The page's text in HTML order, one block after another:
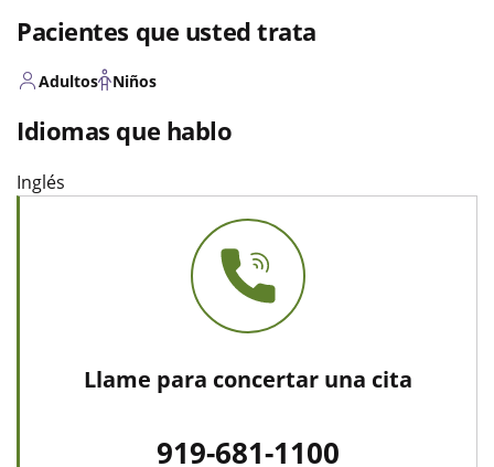
Pacientes que usted trata
Adultos Niños
Idiomas que hablo
Inglés
Llame para concertar una cita
919-681-1100